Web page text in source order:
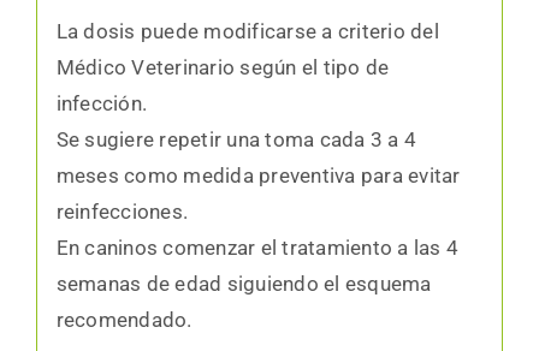
La dosis puede modificarse a criterio del
Médico Veterinario según el tipo de
infección.
Se sugiere repetir una toma cada 3 a 4
meses como medida preventiva para evitar
reinfecciones.
En caninos comenzar el tratamiento a las 4
semanas de edad siguiendo el esquema
recomendado.